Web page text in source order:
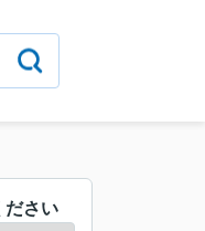
ださい